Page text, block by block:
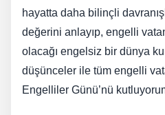
hayatta daha bilinçli
değerini anlayıp, engelli
olacağı engelsiz bir dünya
düşünceler ile tüm engelli
Engelliler Günü’nü